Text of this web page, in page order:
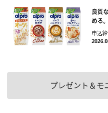
良質
める
申込
プレゼント＆モ